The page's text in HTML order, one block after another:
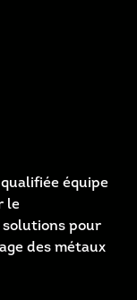
équipe
le
pour
des métaux